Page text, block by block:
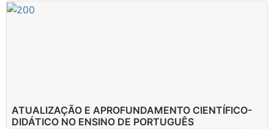
ATUALIZAÇÃO E APROFUNDAMENTO CIENTÍFICO-
DIDÁTICO NO ENSINO DE PORTUGUÊS